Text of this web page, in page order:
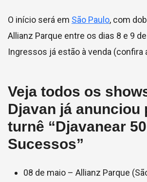
O início será em São Paulo, com
Allianz Parque entre os dias 8 e 9
Ingressos já estão à venda (confira
Veja todos os
Djavan já anunciou
turnê “Djavanear
Sucessos”
08 de maio – Allianz Parque